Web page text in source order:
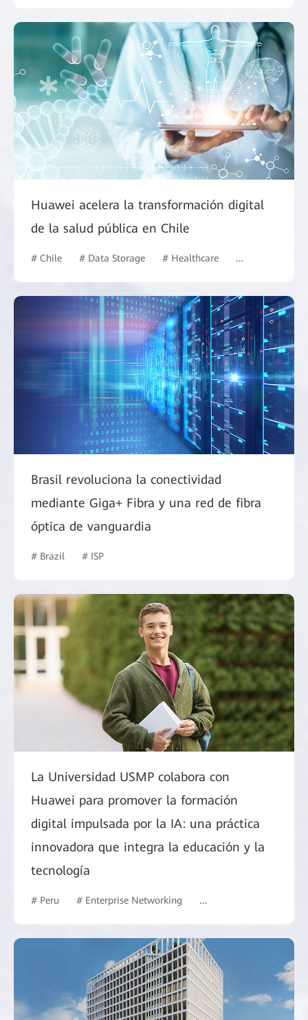
Huawei acelera la transformación digital
de la salud pública en Chile
# Chile # Data Storage # Healthcare # Data Center
Brasil revoluciona la conectividad
mediante Giga+ Fibra y una red de fibra
óptica de vanguardia
# Brazil # ISP
La Universidad USMP colabora con
Huawei para promover la formación
digital impulsada por la IA: una práctica
innovadora que integra la educación y la
tecnología
# Peru # Enterprise Networking # Commercial Market